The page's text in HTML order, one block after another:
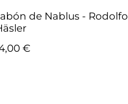
de Nablus - Rodolfo
€